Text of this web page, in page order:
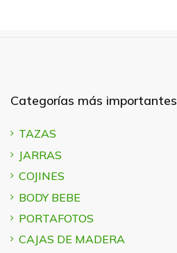
Categorías más importantes
TAZAS
JARRAS
COJINES
BODY BEBE
PORTAFOTOS
CAJAS DE MADERA